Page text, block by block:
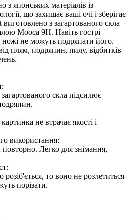
з японських матеріалів із
що захищає ваші очі і зберігає
з загартованого скла
Мооса 9H. Навіть гострі
ножі не можуть подряпати його.
плям, подряпин, пилу, відбитків
скла підсилює
не втрачає якості і
використання:
Легко для знімання,
то воно не розлетиться
порізати.